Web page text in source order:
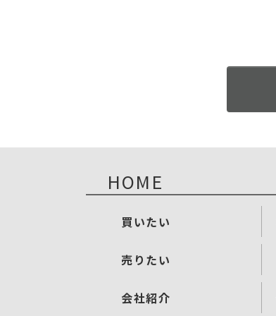
HOME
買いたい
売りたい
会社紹介